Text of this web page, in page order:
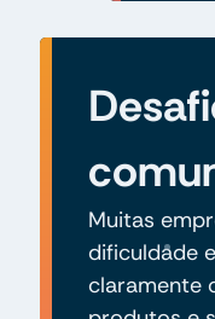
Muitas
dificuldade
claramente